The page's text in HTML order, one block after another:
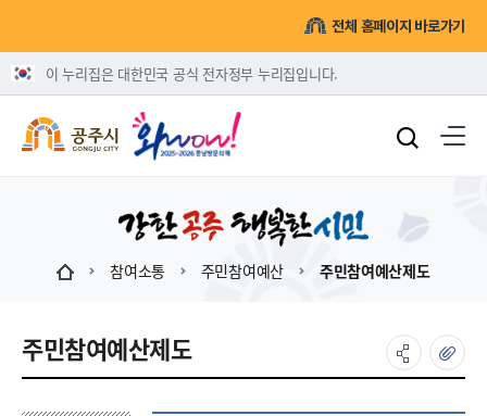
전체 홈페이지 바로가기
이 누리집은 대한민국 공식 전자정부 누리집입니다.
참여소통 주민참여예산 주민참여예산제도
주민참여예산제도